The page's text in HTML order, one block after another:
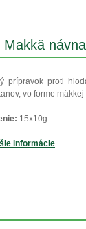
Makkä
prípravok proti
vo forme
15x10g.
informácie